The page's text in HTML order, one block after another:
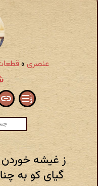
عنصری»
ز غیشه
گیای کو به